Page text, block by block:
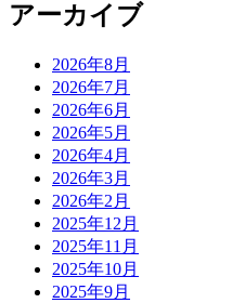
アーカイブ
2026年8月
2026年7月
2026年6月
2026年5月
2026年4月
2026年3月
2026年2月
2025年12月
2025年11月
2025年10月
2025年9月